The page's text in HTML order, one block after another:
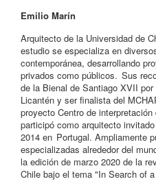
Emilio Marín
Arquitecto de la Universidad de
estudio se especializa en
contemporánea, desarrollando
privados como públicos. Sus
de la Bienal de Santiago XVII
Licantén y ser finalista del
proyecto Centro de
participó como arquitecto
2014 en Portugal. Ampliamente
especializadas alrededor del
la edición de marzo 2020 de la
Chile bajo el tema "In Search of